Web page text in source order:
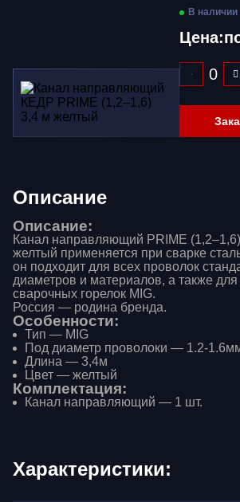
В наличии
Цена:
Описание
Описание:
Канал направляющий PRIME
желтый применяется при сварке
он подходит для всех проволок
диаметров и материалов, а также
сварочных горелок MIG.
Россия — родина бренда.
Особенности:
Тип — МIG
Под диаметр проволоки — 1.2-
Длина — 3,4м
Цвет — желтый
Комплектация:
Канал направляющий — 1 шт.
Характеристики: